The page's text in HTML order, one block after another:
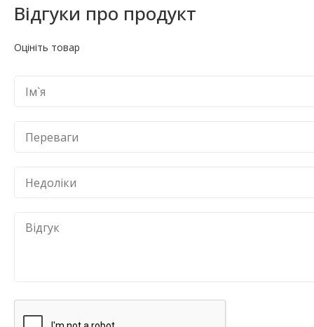
Відгуки про продукт
Оцініть товар